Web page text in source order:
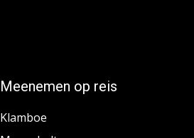
Meenemen op reis
Klamboe